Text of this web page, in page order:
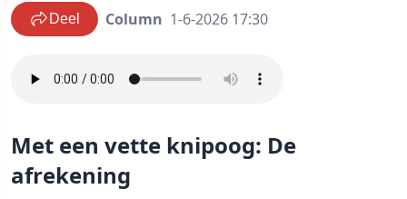
Deel Column 1-6-2026 17:30
Met een vette knipoog: De
afrekening